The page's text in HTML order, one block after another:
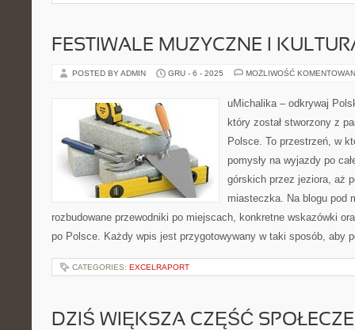
FESTIWALE MUZYCZNE I
POSTED BY ADMIN GRU - 6 - 2025 MOŻLIWOŚĆ
uMichalika – odkrywaj
który został stworzony z
Polsce. To przestrzeń, w
pomysły na wyjazdy po
górskich przez jeziora, aż
miasteczka. Na blogu pod
rozbudowane przewodniki po miejscach, konkretne wskazówki
po Polsce. Każdy wpis jest przygotowywany w taki sposób, aby
CATEGORIES: EXCELRAPORT
DZIŚ WIĘKSZA CZĘŚĆ